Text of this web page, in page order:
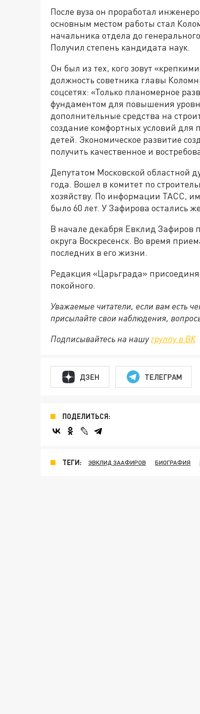
После вуза он проработал
основным местом работы стал
начальника отдела до
Получил степень кандидата наук.
Он был из тех, кого зовут
должность советника главы
соцсетях: «Только планомерное
фундаментом для повышения
дополнительные средства на
создание комфортных условий для
детей. Экономическое развитие
получить качественное и
Депутатом Московской областной
года. Вошел в комитет по
хозяйству. По информации ТАСС,
было 60 лет. У Зафирова остались
В начале декабря Евклид Зафиров
округа Воскресенск. Во время
последних в его жизни.
Редакция «Царьграда»
покойного.
Уважаемые читатели, если вам есть
присылайте свои наблюдения,
Подписывайтесь на нашу группу в ВК
ДЗЕН ТЕЛЕГРАМ
ПОДЕЛИТЬСЯ:
ТЕГИ: ЭВКЛИД ЗААФИРОВ БИОГРАФИЯ